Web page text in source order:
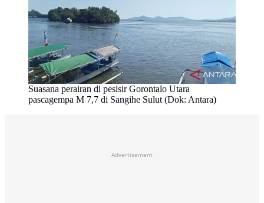
Suasana perairan di pesisir Gorontalo Utara
pascagempa M 7,7 di Sangihe Sulut (Dok: Antara)
Advertisement